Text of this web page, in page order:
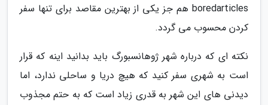
boredarticles هم جز یکی از بهترین مقاصد برای تنها سفر
کردن محسوب می گردد.
نکته ای که درباره شهر ژوهانسبورگ باید بدانید اینه که قرار
است به شهری سفر کنید که هیچ دریا و ساحلی ندارد، اما
دیدنی های این شهر به قدری زیاد است که به حتم مجذوب